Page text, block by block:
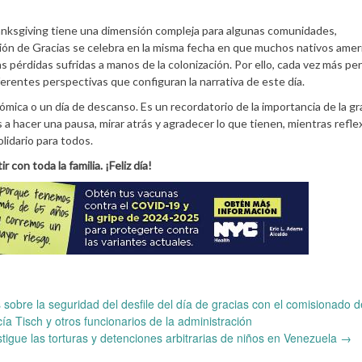
tiene una dimensión compleja para algunas comunidades,
de Gracias se celebra en la misma fecha en que muchos nativos
pérdidas sufridas a manos de la colonización. Por ello, cada vez más
perspectivas que configuran la narrativa de este día.
o un día de descanso. Es un recordatorio de la importancia de la
a hacer una pausa, mirar atrás y agradecer lo que tienen, mientras
para todos.
con toda la familia. ¡Feliz día!
la seguridad del desfile del día de gracias con el comisionado
Tisch y otros funcionarios de la administración
las torturas y detenciones arbitrarias de niños en Venezuela →